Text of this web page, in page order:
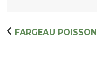
FARGEAU